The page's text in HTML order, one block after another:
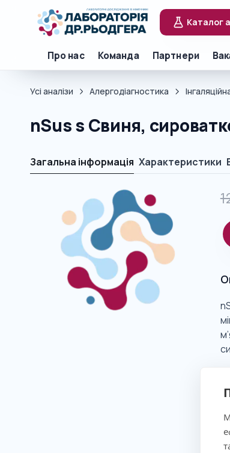
Каталог
Про нас Команда Партнери
Усі аналізи Алергодіагностика
nSus s Свиня,
Загальна інформація Характеристики